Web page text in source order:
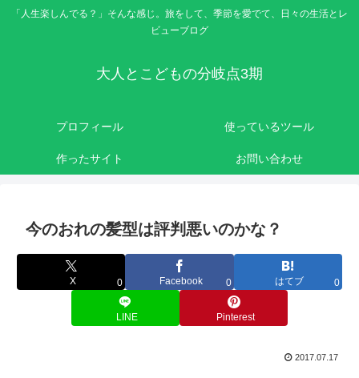
「人生楽しんでる？」そんな感じ。旅をして、季節を愛でて、日々の生活とレ
ビューブログ
大人とこどもの分岐点3期
プロフィール 使っているツール
作ったサイト お問い合わせ
今のおれの髪型は評判悪いのかな？
X 0 Facebook 0 はてブ 0
LINE Pinterest
2017.07.17